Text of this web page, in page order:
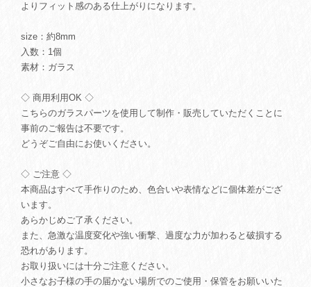
よりフィット感のある仕上がりになります。
size：約8mm
入数：1個
素材：ガラス
◇ 商用利用OK ◇
こちらのガラスパーツを使用して制作・販売していただくことに
事前のご報告は不要です。
どうぞご自由にお使いください。
◇ ご注意 ◇
本商品はすべて手作りのため、色合いや表情などに個体差がござ
います。
あらかじめご了承ください。
また、急激な温度変化や強い衝撃、過度な力が加わると破損する
恐れがあります。
お取り扱いには十分ご注意ください。
小さなお子様の手の届かない場所でのご使用・保管をお願いいた